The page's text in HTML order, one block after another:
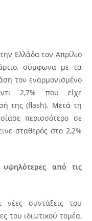
Ελλάδα τον Απρίλιο
σύμφωνα με τα
τον εναρμονισμένο
2,7% που είχε
της (flash). Μετά τη
περισσότερο σε
σταθερός στο 2,2%
από τις
νέες συντάξεις του
του ιδιωτικού τομέα,